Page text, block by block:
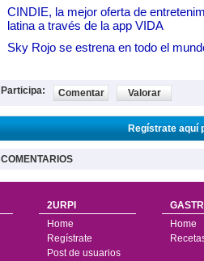
CINDIE, la mejor oferta de
latina a través de la app VIDA
Sky Rojo se estrena en todo el
Participa: Comentar Valorar
Regístrate aquí
COMENTARIOS
2URPI
Home
Regístrate
Post de usuarios
Home